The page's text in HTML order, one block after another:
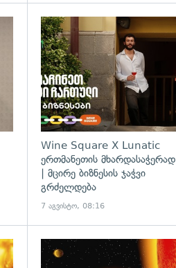
გადახედვა
Wine Square X Lunatic
ერთმანეთის მხარდასაჭერად
| მცირე ბიზნესის ჯაჭვი
გრძელდება
7 აგვისტო, 08:16
გადახედვა